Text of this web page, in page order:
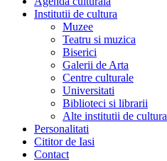
Institutii de cultura
Muzee
Teatru si muzica
Biserici
Galerii de Arta
Centre culturale
Universitati
Biblioteci si librarii
Alte institutii de cultura
Personalitati
Cititor de Iasi
Contact